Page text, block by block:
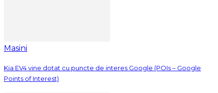
Masini
Kia EV4 vine dotat cu puncte de interes Google (POIs – Google
Points of Interest)